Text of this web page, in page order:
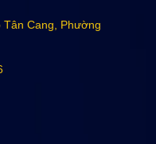
Cang, Phường